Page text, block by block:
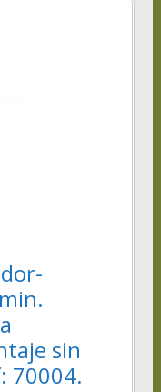
sin
70004.